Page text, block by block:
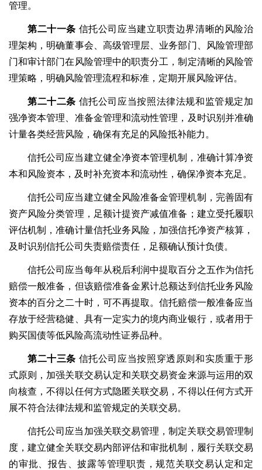
管理。
第二十一条 信托公司应当建立职责边界清晰的风险治
理架构，明确董事会、高级管理层、业务部门、风险管理部
门和审计部门在风险管理中的职责分工，制定清晰的风险管
理策略，明确风险管理流程和标准，定期开展风险评估。
第二十二条 信托公司应当按照法律法规和监管规定加
强净资本管理、准备金管理和流动性管理，及时识别并准确
计量各类经营风险，确保有充足的风险抵补能力。
信托公司应当建立健全净资本管理机制，准确计算净资
本和风险资本，及时补充资本和流动性，确保净资本充足。
信托公司应当建立健全风险准备金管理机制，完善固有
资产风险分类管理，足额计提资产减值准备；建立受托履职
评估机制，准确计量信托业务风险，加强信托净资产核算，
及时识别信托公司失责赔偿责任，足额确认预计负债。
信托公司应当每年从税后利润中提取百分之五作为信托
赔偿一般准备，但该赔偿准备金累计总额达到信托业务风险
资本的百分之二十时，可不再提取。信托赔偿一般准备应当
存放于经营稳健、具有一定实力的境内商业银行，或者用于
购买国债等低风险高流动性证券品种。
第二十三条 信托公司应当按照穿透原则和实质重于形
式原则，加强关联交易认定和关联交易资金来源与运用的双
向核查，不得以任何方式隐匿关联交易，不得以任何方式开
展不符合法律法规和监管规定的关联交易。
信托公司应当加强关联交易管理，制定关联交易管理制
度，建立健全关联交易内部评估和审批机制，履行关联交易
的审批、报告、披露等管理职责，规范关联交易认定和定